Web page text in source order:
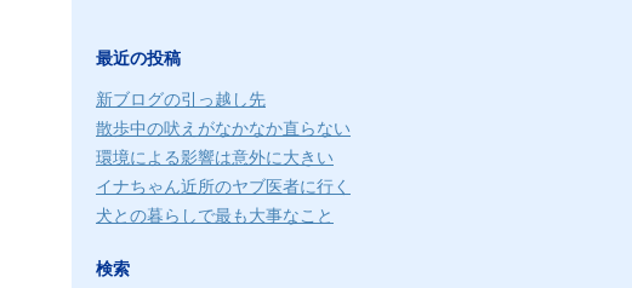
ス
最近の投稿
新ブログの引っ越し先
散歩中の吠えがなかなか直らない
環境による影響は意外に大きい
イナちゃん近所のヤブ医者に行く
犬との暮らしで最も大事なこと
検索